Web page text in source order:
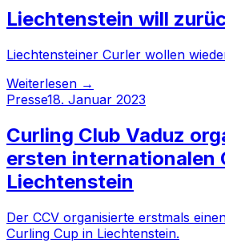
Liechtenstein will
Liechtensteiner Curler wollen
Weiterlesen →
Presse18. Januar 2023
Curling Club Vaduz
ersten internationalen
Liechtenstein
Der CCV organisierte erstmals
Curling Cup in Liechtenstein.